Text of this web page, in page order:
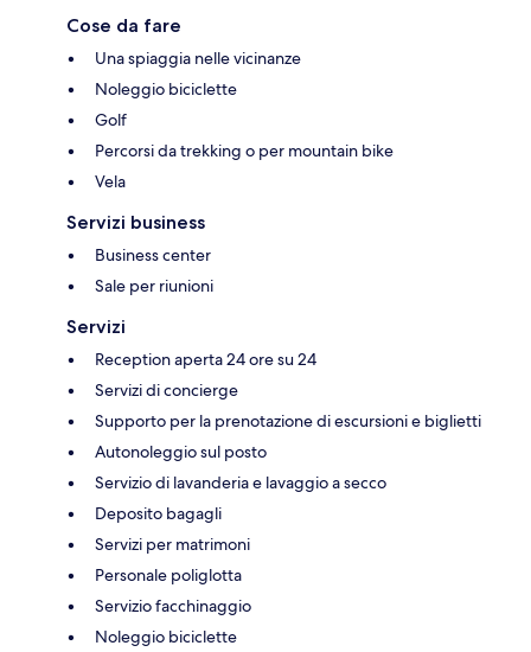
Cose da fare
Una spiaggia nelle vicinanze
Noleggio biciclette
Golf
Percorsi da trekking o per mountain bike
Vela
Servizi business
Business center
Sale per riunioni
Servizi
Reception aperta 24 ore su 24
Servizi di concierge
Supporto per la prenotazione di escursioni e biglietti
Autonoleggio sul posto
Servizio di lavanderia e lavaggio a secco
Deposito bagagli
Servizi per matrimoni
Personale poliglotta
Servizio facchinaggio
Noleggio biciclette